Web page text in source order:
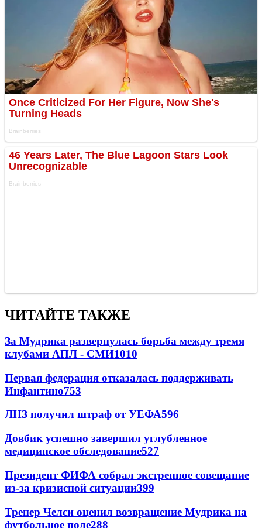
ЧИТАЙТЕ ТАКЖЕ
За Мудрика развернулась борьба между тремя
клубами АПЛ - СМИ1010
Первая федерация отказалась поддерживать
Инфантино753
ЛНЗ получил штраф от УЕФА596
Довбик успешно завершил углубленное
медицинское обследование527
Президент ФИФА собрал экстренное совещание
из-за кризисной ситуации399
Тренер Челси оценил возвращение Мудрика на
футбольное поле288